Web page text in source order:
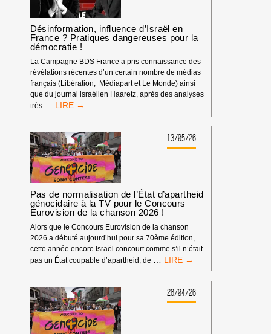
C’EST
TOUJOURS
NON
Désinformation, influence d’Israël en
France ? Pratiques dangereuses pour la
démocratie !
La Campagne BDS France a pris connaissance des
révélations récentes d’un certain nombre de médias
français (Libération, Médiapart et Le Monde) ainsi
que du journal israélien Haaretz, après des analyses
très
DÉSINFORMATION,
EN
FRANCE
?
PRATIQUES
DANGEREUSES
POUR
LA
DÉMOCRATIE
!
13/05/26
Pas de normalisation de l’État d’apartheid
génocidaire à la TV pour le Concours
Eurovision de la chanson 2026 !
Alors que le Concours Eurovision de la chanson
2026 a débuté aujourd’hui pour sa 70ème édition,
cette année encore Israël concourt comme s’il n’était
pas un État coupable d’apartheid, de
PAS
NORMALISATION
DE
L’ÉTAT
26/04/26